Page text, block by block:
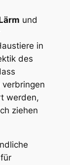
und‍
in
des
werden,
ziehen